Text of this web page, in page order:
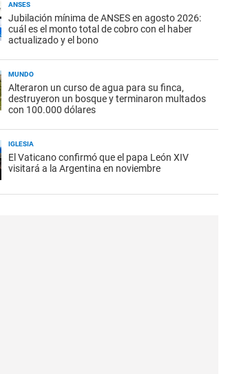
ANSES
Jubilación mínima de ANSES en agosto 2026:
cuál es el monto total de cobro con el haber
actualizado y el bono
MUNDO
Alteraron un curso de agua para su finca,
destruyeron un bosque y terminaron multados
con 100.000 dólares
IGLESIA
El Vaticano confirmó que el papa León XIV
visitará a la Argentina en noviembre